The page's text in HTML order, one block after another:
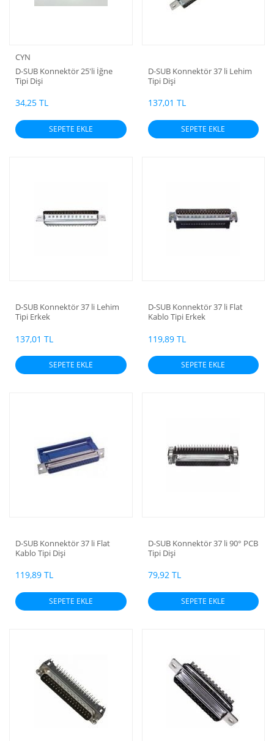
CYN
D-SUB Konnektör 25'li İğne
Tipi Dişi
34,25 TL
SEPETE EKLE
D-SUB Konnektör 37 li Lehim
Tipi Dişi
137,01 TL
SEPETE EKLE
D-SUB Konnektör 37 li Lehim
Tipi Erkek
137,01 TL
SEPETE EKLE
D-SUB Konnektör 37 li Flat
Kablo Tipi Erkek
119,89 TL
SEPETE EKLE
D-SUB Konnektör 37 li Flat
Kablo Tipi Dişi
119,89 TL
SEPETE EKLE
D-SUB Konnektör 37 li 90° PCB
Tipi Dişi
79,92 TL
SEPETE EKLE